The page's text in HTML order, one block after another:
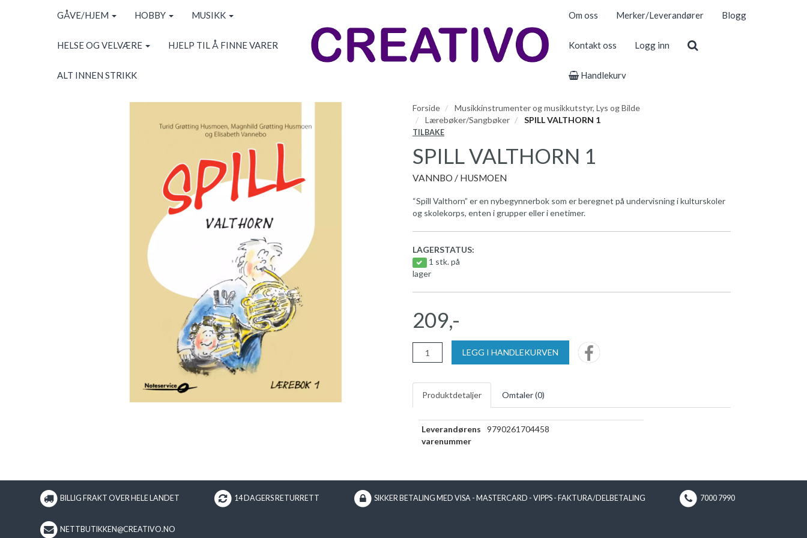
GÅVE/HJEM HOBBY MUSIKK
HELSE OG VELVÆRE HJELP TIL Å FINNE VARER
ALT INNEN STRIKK
Om oss Merker/Leverandører Blogg
Kontakt oss Logg inn
Handlekurv
Forside
Musikkinstrumenter og musikkutstyr, Lys og Bilde
Lærebøker/Sangbøker
SPILL VALTHORN 1
TILBAKE
SPILL VALTHORN 1
VANNBO / HUSMOEN
“Spill Valthorn” er en nybegynnerbok som er beregnet på undervisning i kulturskoler
og skolekorps, enten i grupper eller i enetimer.
LAGERSTATUS:
1 stk. på
lager
209,-
LEGG I HANDLEKURVEN
Produktdetaljer Omtaler (0)
Leverandørens
varenummer
9790261704458
BILLIG FRAKT OVER HELE LANDET 14 DAGERS RETURRETT SIKKER BETALING MED VISA - MASTERCARD - VIPPS - FAKTURA/DELBETALING 7000 7990
NETTBUTIKKEN@CREATIVO.NO